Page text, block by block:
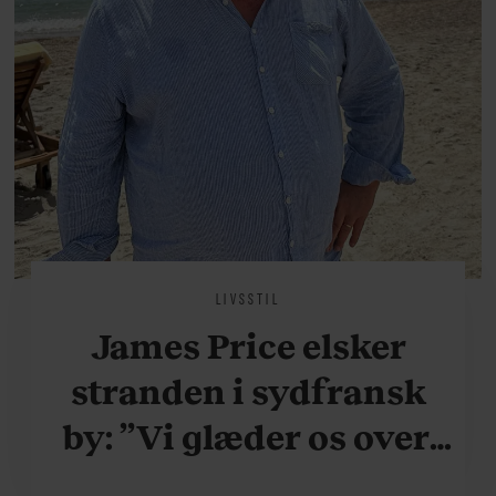
LIVSSTIL
James Price elsker
stranden i sydfransk
by: ”Vi glæder os over,